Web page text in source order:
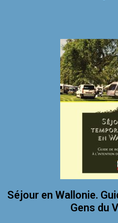
Séjour en Wallonie.
Gens du